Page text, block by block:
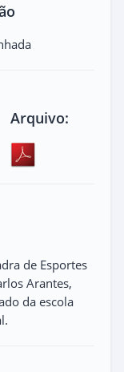
Arquivo:
de Esportes
Arantes,
da escola